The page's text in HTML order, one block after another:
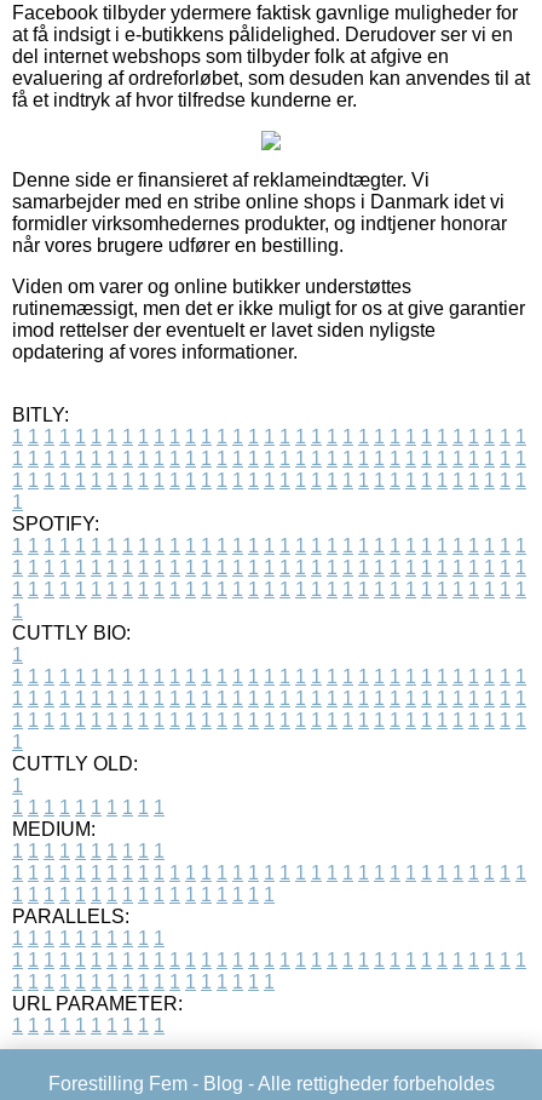
Facebook tilbyder ydermere faktisk gavnlige muligheder for
at få indsigt i e-butikkens pålidelighed. Derudover ser vi en
del internet webshops som tilbyder folk at afgive en
evaluering af ordreforløbet, som desuden kan anvendes til at
få et indtryk af hvor tilfredse kunderne er.
Denne side er finansieret af reklameindtægter. Vi
samarbejder med en stribe online shops i Danmark idet vi
formidler virksomhedernes produkter, og indtjener honorar
når vores brugere udfører en bestilling.
Viden om varer og online butikker understøttes
rutinemæssigt, men det er ikke muligt for os at give garantier
imod rettelser der eventuelt er lavet siden nyligste
opdatering af vores informationer.
BITLY:
1 1 1 1 1 1 1 1 1 1 1 1 1 1 1 1 1 1 1 1 1 1 1 1 1 1 1 1 1 1 1 1 1
1 1 1 1 1 1 1 1 1 1 1 1 1 1 1 1 1 1 1 1 1 1 1 1 1 1 1 1 1 1 1 1 1
1 1 1 1 1 1 1 1 1 1 1 1 1 1 1 1 1 1 1 1 1 1 1 1 1 1 1 1 1 1 1 1 1
1
SPOTIFY:
1 1 1 1 1 1 1 1 1 1 1 1 1 1 1 1 1 1 1 1 1 1 1 1 1 1 1 1 1 1 1 1 1
1 1 1 1 1 1 1 1 1 1 1 1 1 1 1 1 1 1 1 1 1 1 1 1 1 1 1 1 1 1 1 1 1
1 1 1 1 1 1 1 1 1 1 1 1 1 1 1 1 1 1 1 1 1 1 1 1 1 1 1 1 1 1 1 1 1
1
CUTTLY BIO:
1
1 1 1 1 1 1 1 1 1 1 1 1 1 1 1 1 1 1 1 1 1 1 1 1 1 1 1 1 1 1 1 1 1
1 1 1 1 1 1 1 1 1 1 1 1 1 1 1 1 1 1 1 1 1 1 1 1 1 1 1 1 1 1 1 1 1
1 1 1 1 1 1 1 1 1 1 1 1 1 1 1 1 1 1 1 1 1 1 1 1 1 1 1 1 1 1 1 1 1
1
CUTTLY OLD:
1
1 1 1 1 1 1 1 1 1 1
MEDIUM:
1 1 1 1 1 1 1 1 1 1
1 1 1 1 1 1 1 1 1 1 1 1 1 1 1 1 1 1 1 1 1 1 1 1 1 1 1 1 1 1 1 1 1
1 1 1 1 1 1 1 1 1 1 1 1 1 1 1 1 1
PARALLELS:
1 1 1 1 1 1 1 1 1 1
1 1 1 1 1 1 1 1 1 1 1 1 1 1 1 1 1 1 1 1 1 1 1 1 1 1 1 1 1 1 1 1 1
1 1 1 1 1 1 1 1 1 1 1 1 1 1 1 1 1
URL PARAMETER:
1 1 1 1 1 1 1 1 1 1
Forestilling Fem - Blog - Alle rettigheder forbeholdes